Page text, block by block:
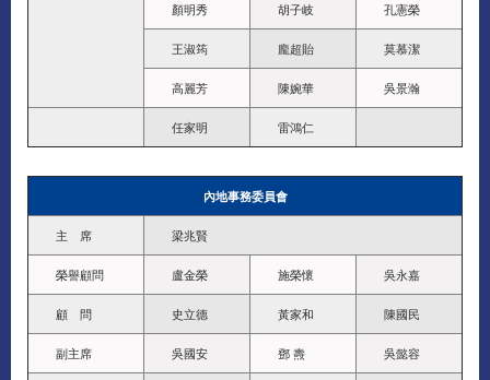
顏明秀 胡子岐 孔憲榮
王淑筠 龐超貽 莫慕潔
高麗芳 陳婉華 吳景瀚
任家明 雷鴻仁
內地事務委員會
主 席 梁兆賢
榮譽顧問 盧金榮 施榮懷 吳永嘉
顧 問 史立德 黃家和 陳國民
副主席 吳國安 鄧 燾 吳懿容